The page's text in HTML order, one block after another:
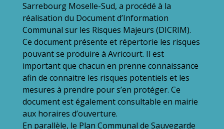
Sarrebourg Moselle-Sud, a procédé à la
réalisation du Document d’Information
Communal sur les Risques Majeurs (DICRIM).
Ce document présente et répertorie les risques
pouvant se produire à Avricourt. Il est
important que chacun en prenne connaissance
afin de connaitre les risques potentiels et les
mesures à prendre pour s’en protéger. Ce
document est également consultable en mairie
aux horaires d’ouverture.
En parallèle, le Plan Communal de Sauvegarde